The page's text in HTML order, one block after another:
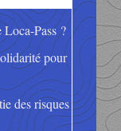
Loca-Pass ?
pour
des risques